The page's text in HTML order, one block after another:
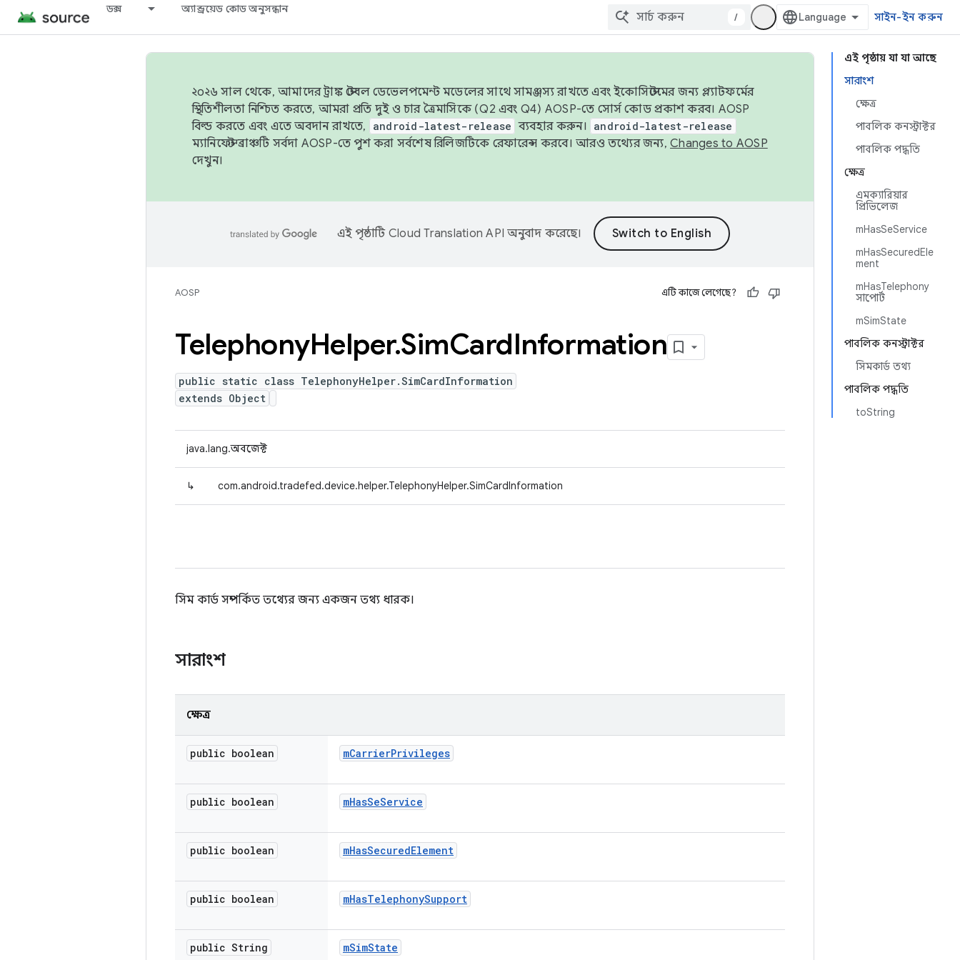
ডক্স অ্যান্ড্রয়েড কোড অনুসন্ধান
/ সাইন-ইন করুন
এই পৃষ্ঠায় যা যা আছে
সারাংশ
ক্ষেত্র
পাবলিক কনস্ট্রাক্টর
পাবলিক পদ্ধতি
ক্ষেত্র
এমক্যারিয়ার
প্রিভিলেজ
mHasSeService
mHasSecuredEle
ment
mHasTelephony
সাপোর্ট
mSimState
পাবলিক কনস্ট্রাক্টর
সিমকার্ড তথ্য
পাবলিক পদ্ধতি
toString
২০২৬ সাল থেকে, আমাদের ট্রাঙ্ক স্টেবল ডেভেলপমেন্ট মডেলের সাথে সামঞ্জস্য রাখতে এবং ইকোসিস্টেমের জন্য প্ল্যাটফর্মের
স্থিতিশীলতা নিশ্চিত করতে, আমরা প্রতি দুই ও চার ত্রৈমাসিকে (Q2 এবং Q4) AOSP-তে সোর্স কোড প্রকাশ করব। AOSP
বিল্ড করতে এবং এতে অবদান রাখতে,
android-latest-release ব্যবহার করুন। android-latest-release
ম্যানিফেস্ট ব্রাঞ্চটি সর্বদা AOSP-তে পুশ করা সর্বশেষ রিলিজটিকে রেফারেন্স করবে। আরও তথ্যের জন্য, Changes to AOSP
দেখুন।
এই পৃষ্ঠাটি Cloud Translation API অনুবাদ করেছে।
AOSP এটি কাজে লেগেছে?
TelephonyHelper.SimCardInformation
public static class TelephonyHelper.SimCardInformation
extends Object
java.lang.অবজেক্ট
↳ com.android.tradefed.device.helper.TelephonyHelper.SimCardInformation
সিম কার্ড সম্পর্কিত তথ্যের জন্য একজন তথ্য ধারক।
সারাংশ
ক্ষেত্র
public boolean mCarrierPrivileges
public boolean mHasSeService
public boolean mHasSecuredElement
public boolean mHasTelephonySupport
public String mSimState